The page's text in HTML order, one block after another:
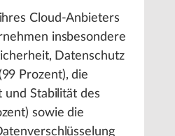
Cloud-Anbieters
insbesondere
Datenschutz
Prozent), die
und Stabilität des
sowie die